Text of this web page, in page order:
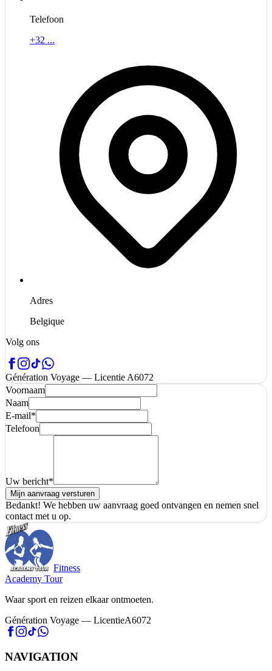
Telefoon
+32 ...
Adres
Belgique
Volg ons
Génération Voyage — Licentie A6072
Voornaam
Naam
E-mail*
Telefoon
Uw bericht*
Mijn aanvraag versturen
Bedankt! We hebben uw aanvraag goed ontvangen en nemen snel
contact met u op.
Fitness
Academy Tour
Waar sport en reizen elkaar ontmoeten.
Génération Voyage — LicentieA6072
NAVIGATION